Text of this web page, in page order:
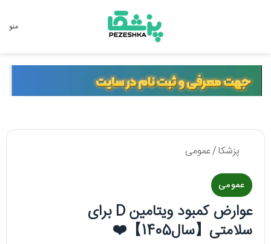
منو
پزشکا/عمومی
عمومی
عوارض کمبود ویتامین D برای
سلامتی【سال1405】❤️